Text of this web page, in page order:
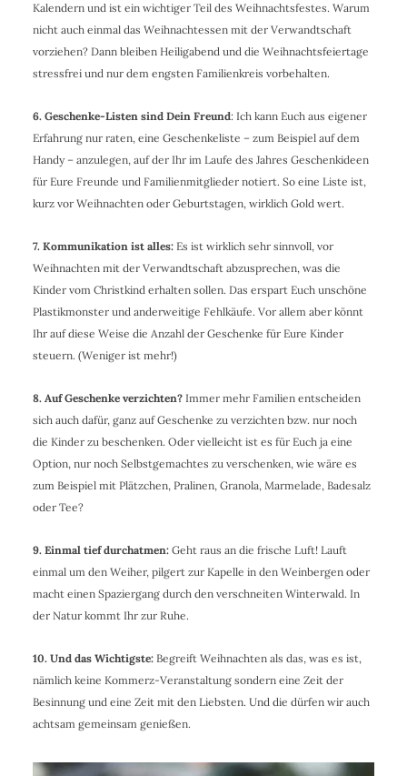
Kalendern und ist ein wichtiger Teil des Weihnachtsfestes. Warum
nicht auch einmal das Weihnachtessen mit der Verwandtschaft
vorziehen? Dann bleiben Heiligabend und die Weihnachtsfeiertage
stressfrei und nur dem engsten Familienkreis vorbehalten.
6. Geschenke-Listen sind Dein Freund: Ich kann Euch aus eigener
Erfahrung nur raten, eine Geschenkeliste – zum Beispiel auf dem
Handy – anzulegen, auf der Ihr im Laufe des Jahres Geschenkideen
für Eure Freunde und Familienmitglieder notiert. So eine Liste ist,
kurz vor Weihnachten oder Geburtstagen, wirklich Gold wert.
7. Kommunikation ist alles:Es ist wirklich sehr sinnvoll, vor
Weihnachten mit der Verwandtschaft abzusprechen, was die
Kinder vom Christkind erhalten sollen. Das erspart Euch unschöne
Plastikmonster und anderweitige Fehlkäufe. Vor allem aber könnt
Ihr auf diese Weise die Anzahl der Geschenke für Eure Kinder
steuern. (Weniger ist mehr!)
8. Auf Geschenke verzichten?Immer mehr Familien entscheiden
sich auch dafür, ganz auf Geschenke zu verzichten bzw. nur noch
die Kinder zu beschenken. Oder vielleicht ist es für Euch ja eine
Option, nur noch Selbstgemachtes zu verschenken, wie wäre es
zum Beispiel mit Plätzchen, Pralinen, Granola, Marmelade, Badesalz
oder Tee?
9. Einmal tief durchatmen:Geht raus an die frische Luft! Lauft
einmal um den Weiher, pilgert zur Kapelle in den Weinbergen oder
macht einen Spaziergang durch den verschneiten Winterwald. In
der Natur kommt Ihr zur Ruhe.
10. Und das Wichtigste:Begreift Weihnachten als das, was es ist,
nämlich keine Kommerz-Veranstaltung sondern eine Zeit der
Besinnung und eine Zeit mit den Liebsten. Und die dürfen wir auch
achtsam gemeinsam genießen.